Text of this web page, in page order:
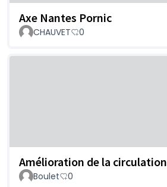
Axe Nantes Pornic
CHAUVET 0
Amélioration de la circulation
Boulet 0